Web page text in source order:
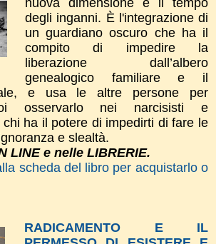
nuova dimensione è il tempo
degli inganni. È l'integrazione di
un guardiano oscuro che ha il
compito di impedire la
liberazione dall’albero
genealogico familiare e il
e usa le altre persone per
osservarlo nei narcisisti e
ha il potere di impedirti di fare le
e slealtà.
LINE e nelle LIBRERIE.
scheda del libro per acquistarlo o
RADICAMENTO E IL